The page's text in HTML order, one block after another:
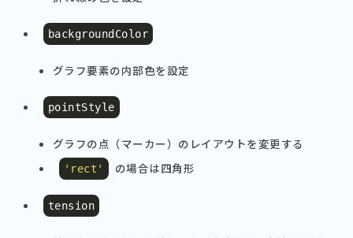
backgroundColor
グラフ要素の内部色を設定
pointStyle
グラフの点（マーカー）のレイアウトを変更する
'rect' の場合は四角形
tension